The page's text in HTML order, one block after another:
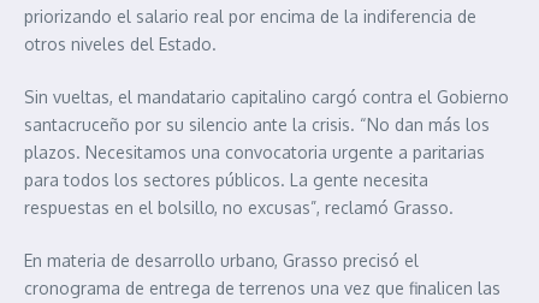
priorizando el salario real por encima de la indiferencia de
otros niveles del Estado.
Sin vueltas, el mandatario capitalino cargó contra el Gobierno
santacruceño por su silencio ante la crisis. “No dan más los
plazos. Necesitamos una convocatoria urgente a paritarias
para todos los sectores públicos. La gente necesita
respuestas en el bolsillo, no excusas”, reclamó Grasso.
En materia de desarrollo urbano, Grasso precisó el
cronograma de entrega de terrenos una vez que finalicen las